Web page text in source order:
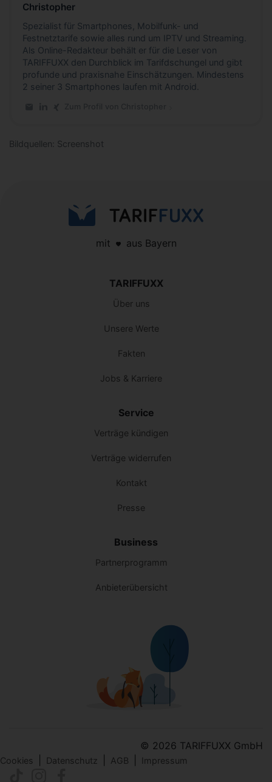
Christopher
Spezialist für Smartphones, Mobilfunk- und
Festnetztarife sowie alles rund um IPTV und Streaming.
Als Online-Redakteur behält er für die Leser von
TARIFFUXX den Durchblick im Tarifdschungel und gibt
profunde und praxisnahe Einschätzungen. Mindestens
2 seiner 3 Smartphones laufen mit Android.
Bildquellen: Screenshot
mit aus Bayern
TARIFFUXX
Über uns
Unsere Werte
Fakten
Jobs & Karriere
Service
Verträge kündigen
Verträge widerrufen
Kontakt
Presse
Business
Partnerprogramm
Anbieterübersicht
© 2026 TARIFFUXX GmbH
Cookies Datenschutz AGB Impressum